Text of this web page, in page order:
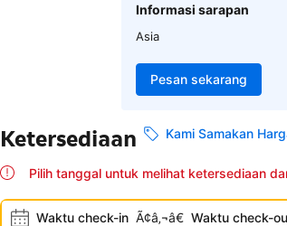
Informasi sarapan
Asia
Pesan sekarang
Ketersediaan Kami Samakan
Pilih tanggal untuk melihat ketersediaan
Waktu check-in Ã¢â‚¬â€ Waktu check-